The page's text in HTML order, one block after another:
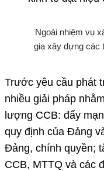
Ngoài nhiệm vụ
gia xây dựng các
Trước yêu cầu phát
nhiều giải pháp
lượng CCB: đẩy
quy định của Đảng
Đảng, chính quyền;
CCB, MTTQ và các